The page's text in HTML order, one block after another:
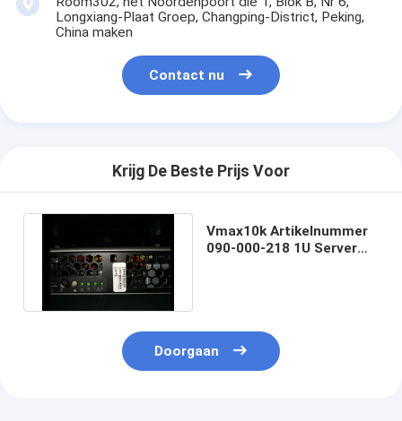
Longxiang-Plaat Groep, Changping-District, Peking,
China maken
Contact nu
Krijg De Beste Prijs Voor
Vmax10k Artikelnummer
090-000-218 1U Server
Doorgaan